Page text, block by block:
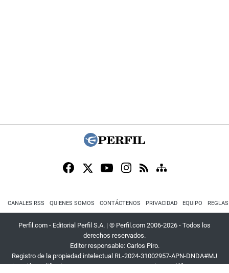
CANALES RSS QUIENES SOMOS CONTÁCTENOS PRIVACIDAD EQUIPO
Perfil.com - Editorial Perfil S.A. | © Perfil.com 2006-2026 - Todos los
derechos reservados.
Editor responsable: Carlos Piro.
Registro de la propiedad intelectual RL-2024-31002957-APN-DNDA#MJ
Dirección:California 2715,C1289ABI,CABA, Argentina| Teléfono:+54 9 11